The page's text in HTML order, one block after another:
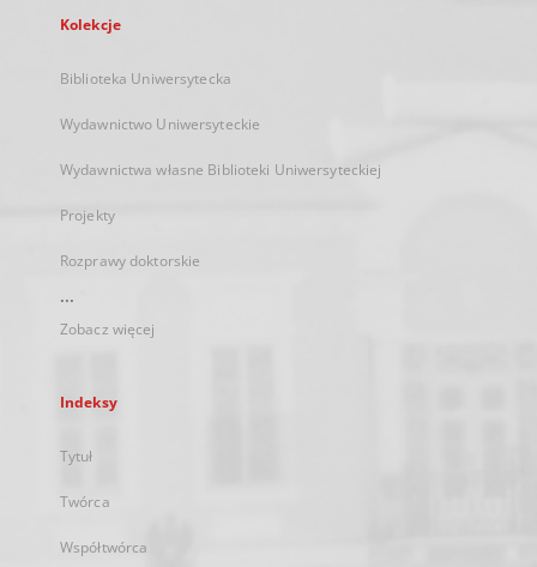
Kolekcje
Biblioteka Uniwersytecka
Wydawnictwo Uniwersyteckie
Wydawnictwa własne Biblioteki Uniwersyteckiej
Projekty
Rozprawy doktorskie
...
Zobacz więcej
Indeksy
Tytuł
Twórca
Współtwórca